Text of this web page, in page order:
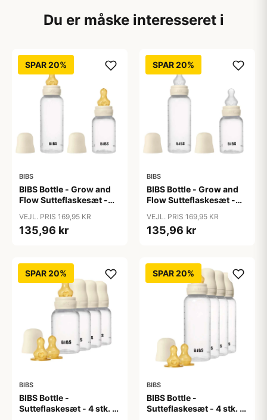
Du er måske interesseret i
SPAR 20%
BIBS
BIBS Bottle - Grow and
Flow Sutteflaskesæt -
Naturgummi/Rund -
150ml/270ml - 2-Pak -
VEJL. PRIS 169,95 KR
135,96 kr
SPAR 20%
BIBS
BIBS Bottle - Grow and
Flow Sutteflaskesæt -
150ml/270ml - 2-Pak -
Ivory
VEJL. PRIS 169,95 KR
135,96 kr
SPAR 20%
BIBS
BIBS Bottle -
Sutteflaskesæt - 4 stk. -
SPAR 20%
BIBS
BIBS Bottle -
Sutteflaskesæt - 4 stk. -